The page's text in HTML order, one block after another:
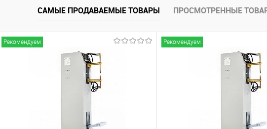
САМЫЕ ПРОДАВАЕМЫЕ ТОВАРЫ ПРОСМОТРЕННЫЕ
Рекомендуем Рекомендуем